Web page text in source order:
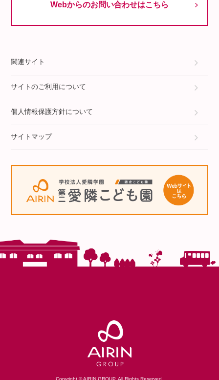
Webからのお問い合わせはこちら
関連サイト
サイトのご利用について
個人情報保護方針について
サイトマップ
Copyright © AIRIN GROUP. All Rights Reserved.